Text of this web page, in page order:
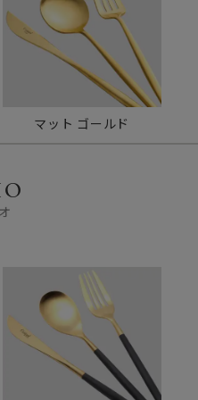
マット ゴールド